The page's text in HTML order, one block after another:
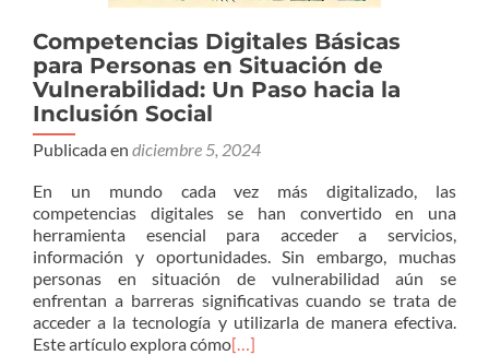
Competencias Digitales Básicas
para Personas en Situación de
Vulnerabilidad: Un Paso hacia la
Inclusión Social
Publicada en diciembre 5, 2024
En un mundo cada vez más digitalizado, las
competencias digitales se han convertido en una
herramienta esencial para acceder a servicios,
información y oportunidades. Sin embargo, muchas
personas en situación de vulnerabilidad aún se
enfrentan a barreras significativas cuando se trata de
acceder a la tecnología y utilizarla de manera efectiva.
Este artículo explora cómo[…]